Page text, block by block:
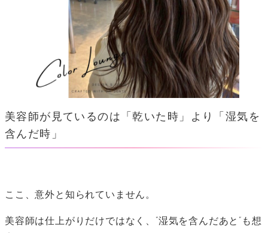
美容師が見ているのは「乾いた時」より「湿気を
含んだ時」
ここ、意外と知られていません。
美容師は仕上がりだけではなく、“湿気を含んだあと”も想